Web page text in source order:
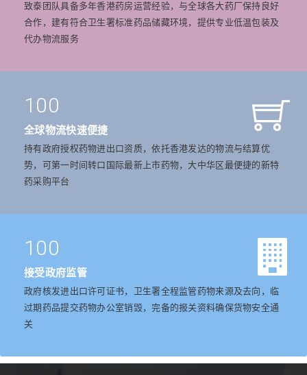
致泰团队具备多年香港药房运营经验，与全球各大药厂保持良好
合作，建有符合卫生署标准药品储藏环境，提供专业低温包装及
代办物流服务
100
全球物流快速便捷
持有政府授权药物进出口资质，依托香港发达的物流与结算优
势，可第一时间转口国际最新上市药物，大中华区最便捷的新特
药采购平台
100
接受政府监管
政府核发进出口许可证书，卫生署全程监管药物来源及去向，临
过期药品提交药物办公室销毁，完备的报关资料确保货物安全通
关